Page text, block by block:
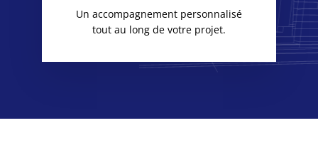
Un accompagnement personnalisé
tout au long de votre projet.